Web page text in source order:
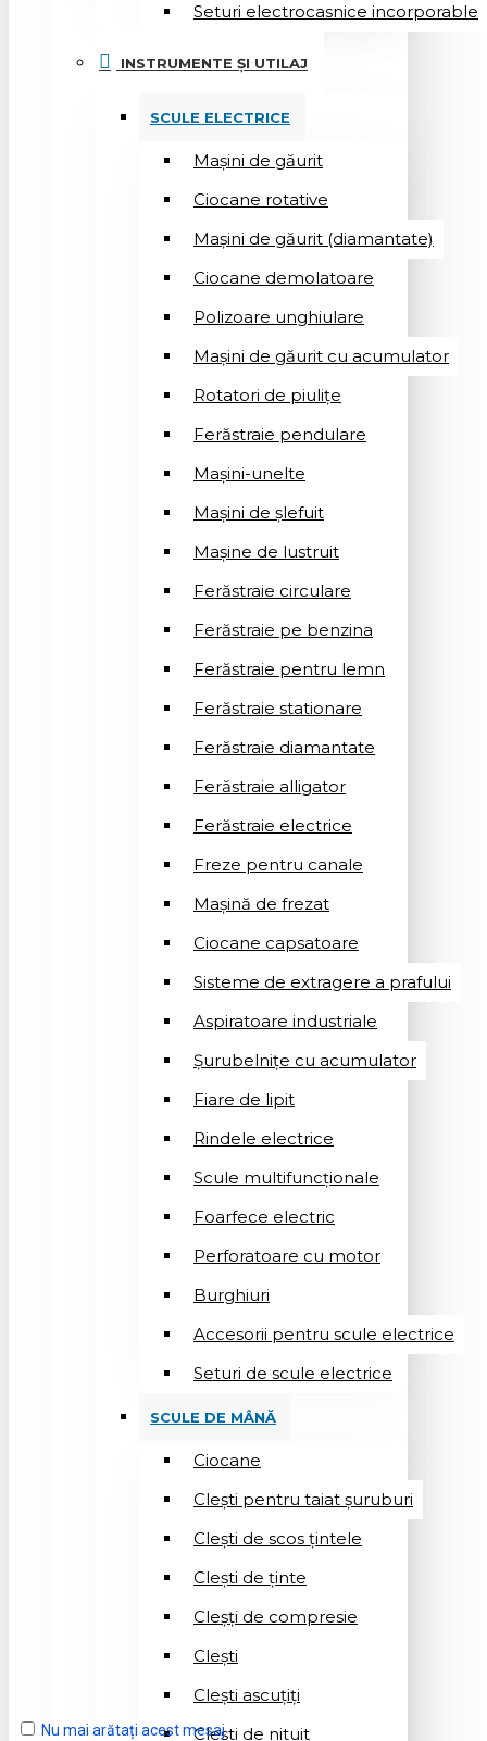
Seturi electrocasnice incorporable
INSTRUMENTE ȘI UTILAJ
SCULE ELECTRICE
Mașini de găurit
Ciocane rotative
Mașini de găurit (diamantate)
Ciocane demolatoare
Polizoare unghiulare
Mașini de găurit cu acumulator
Rotatori de piuliţe
Ferăstraie pendulare
Mașini-unelte
Mașini de șlefuit
Mașinе de lustruit
Ferăstraie circulare
Ferăstraie pe benzina
Ferăstraie pentru lemn
Ferăstraie stationare
Ferăstraie diamantate
Ferăstraie alligator
Ferăstraie electrice
Freze pentru canale
Mașină de frezat
Ciocane capsatoare
Sisteme de extragere a prafului
Aspiratoare industriale
Șurubelnițe cu acumulator
Fiare de lipit
Rindele electrice
Scule multifuncționale
Foarfece electric
Perforatoare cu motor
Burghiuri
Accesorii pentru scule electrice
Seturi de scule electrice
SCULE DE MÂNĂ
Ciocane
Cleşti pentru taiat șuruburi
Clești de scos țintele
Clești de ținte
Cleșți de compresie
Cleşti
Clești ascuțiți
Cleşti de nituit
Nu mai arătați acest mesaj